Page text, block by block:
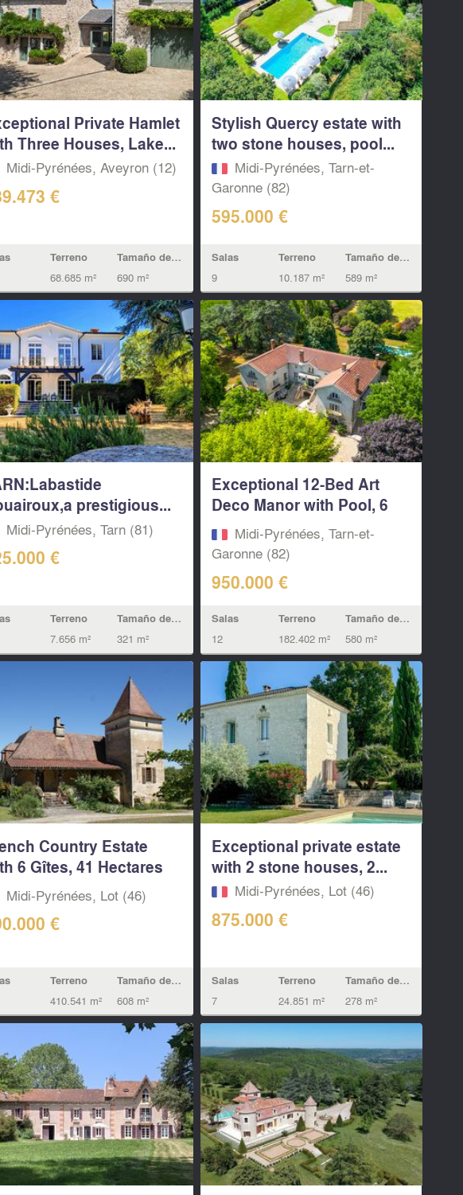
Private Hamlet
Three Houses, Lake...
Midi-Pyrénées, Aveyron (12)
€
Terreno
68.685 m²
Tamaño de la vivienda
690 m²
Stylish Quercy estate with
two stone houses, pool...
Midi-Pyrénées, Tarn-et-
Garonne (82)
595.000 €
Salas
9
Terreno
10.187 m²
Tamaño de la vivienda
589 m²
prestigious...
Midi-Pyrénées, Tarn (81)
€
Terreno
7.656 m²
Tamaño de la vivienda
321 m²
Exceptional 12-Bed Art
Deco Manor with Pool, 6
Gîtes &...
Midi-Pyrénées, Tarn-et-
Garonne (82)
950.000 €
Salas
12
Terreno
182.402 m²
Tamaño de la vivienda
580 m²
Country Estate
6 Gîtes, 41 Hectares
Midi-Pyrénées, Lot (46)
€
Terreno
410.541 m²
Tamaño de la vivienda
608 m²
Exceptional private estate
with 2 stone houses, 2...
Midi-Pyrénées, Lot (46)
875.000 €
Salas
7
Terreno
24.851 m²
Tamaño de la vivienda
278 m²